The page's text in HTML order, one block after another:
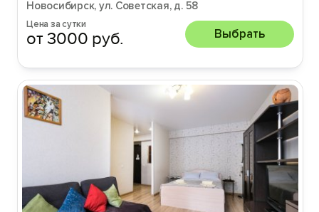
Новосибирск, ул. Советская, д. 58
Цена за сутки
от 3000 руб. Выбрать